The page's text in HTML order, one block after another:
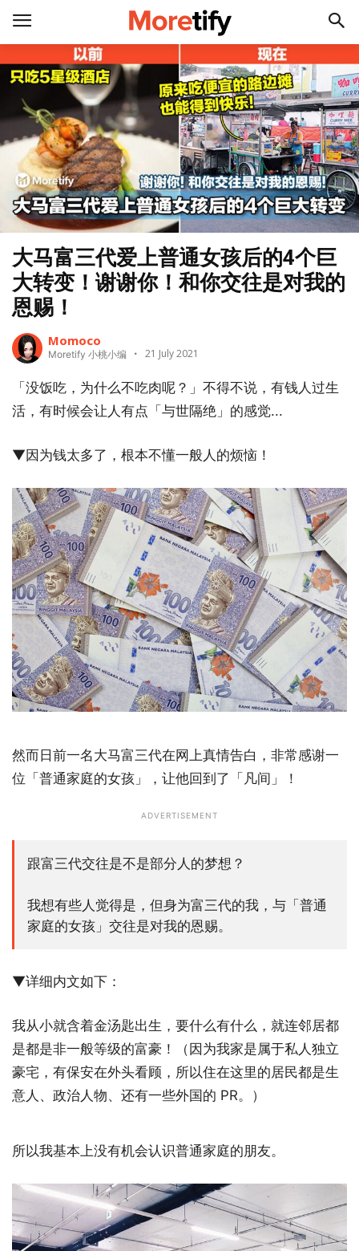
大马富三代爱上普通女孩后的4个巨
大转变！谢谢你！和你交往是对我的
恩赐！
Momoco
Moretify 小桃小编 21 July 2021
「没饭吃，为什么不吃肉呢？」不得不说，有钱人过生
活，有时候会让人有点「与世隔绝」的感觉...
▼因为钱太多了，根本不懂一般人的烦恼！
然而日前一名大马富三代在网上真情告白，非常感谢一
位「普通家庭的女孩」，让他回到了「凡间」！
ADVERTISEMENT
跟富三代交往是不是部分人的梦想？
我想有些人觉得是，但身为富三代的我，与「普通
家庭的女孩」交往是对我的恩赐。
▼详细内文如下：
我从小就含着金汤匙出生，要什么有什么，就连邻居都
是都是非一般等级的富豪！（因为我家是属于私人独立
豪宅，有保安在外头看顾，所以住在这里的居民都是生
意人、政治人物、还有一些外国的 PR。）
所以我基本上没有机会认识普通家庭的朋友。